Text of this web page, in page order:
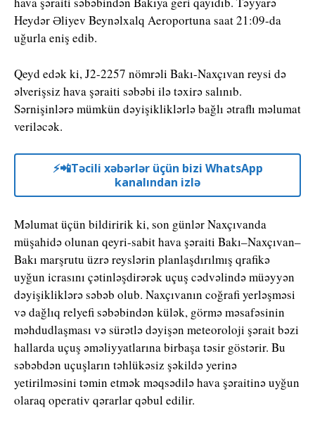
Heydər Əliyev Beynəlxalq Aeroportuna saat 21:09-da
uğurla eniş edib.
Qeyd edək ki, J2-2257 nömrəli Bakı-Naxçıvan reysi də
əlverişsiz hava şəraiti səbəbi ilə təxirə salınıb.
Sərnişinlərə mümkün dəyişikliklərlə bağlı ətraflı məlumat
veriləcək.
⚡️📲Təcili xəbərlər üçün bizi WhatsApp
kanalından izlə
Məlumat üçün bildiririk ki, son günlər Naxçıvanda
müşahidə olunan qeyri-sabit hava şəraiti Bakı–Naxçıvan–
Bakı marşrutu üzrə reyslərin planlaşdırılmış qrafikə
uyğun icrasını çətinləşdirərək uçuş cədvəlində müəyyən
dəyişikliklərə səbəb olub. Naxçıvanın coğrafi yerləşməsi
və dağlıq relyefi səbəbindən külək, görmə məsafəsinin
məhdudlaşması və sürətlə dəyişən meteoroloji şərait bəzi
hallarda uçuş əməliyyatlarına birbaşa təsir göstərir. Bu
səbəbdən uçuşların təhlükəsiz şəkildə yerinə
yetirilməsini təmin etmək məqsədilə hava şəraitinə uyğun
olaraq operativ qərarlar qəbul edilir.